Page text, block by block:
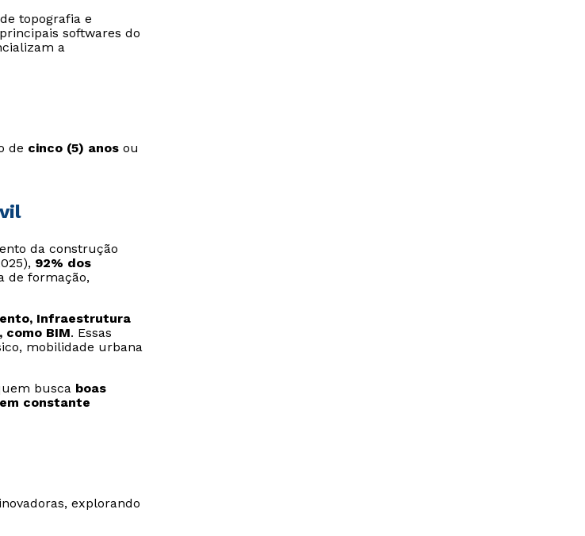
topografia e
softwares do
a
de cinco (5) anos ou
da construção
92% dos
de formação,
Infraestrutura
BIM. Essas
mobilidade urbana
busca boas
constante
explorando